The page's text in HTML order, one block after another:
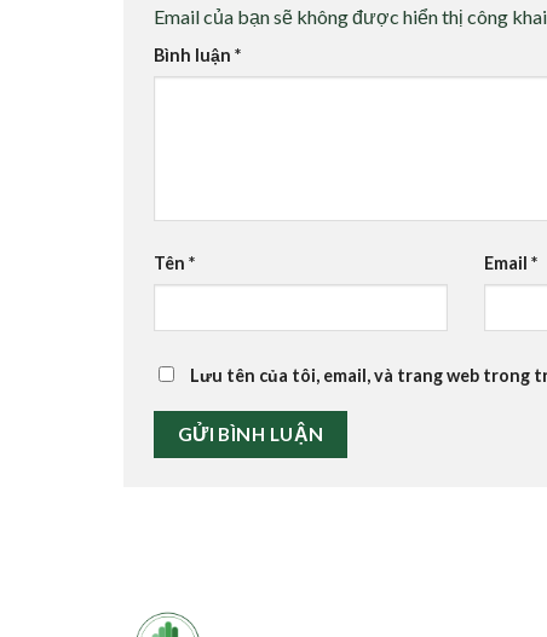
Email của bạn sẽ không được hiển thị công
Bình luận *
Tên * Email*
Lưu tên của tôi, email, và trang web trong